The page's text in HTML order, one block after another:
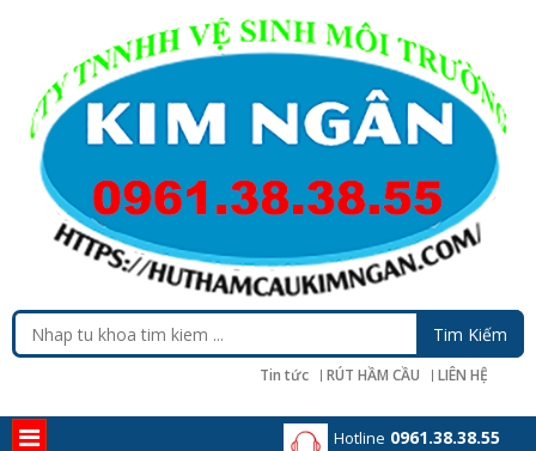
Tin tức RÚT HẦM CẦU LIÊN HỆ
Hotline 0961.38.38.55